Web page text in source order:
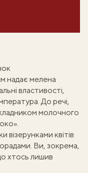
надає мелена
властивості,
До речі,
молочного
візерунками квітів
Ви, зокрема,
хтось лишив